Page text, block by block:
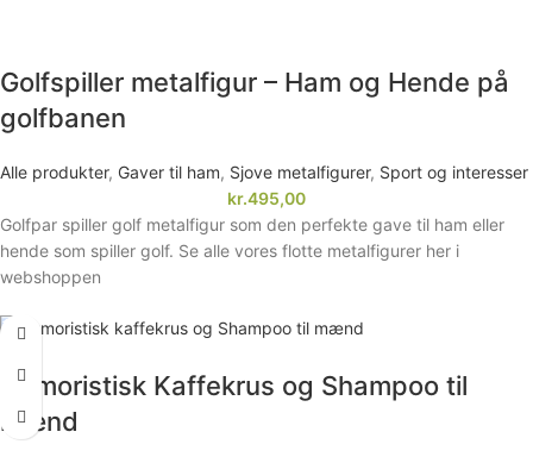
Golfspiller metalfigur – Ham og Hende på
golfbanen
Alle produkter, Gaver til ham, Sjove metalfigurer, Sport og interesser
kr.495,00
Golfpar spiller golf metalfigur som den perfekte gave til ham eller
hende som spiller golf. Se alle vores flotte metalfigurer her i
webshoppen
Humoristisk Kaffekrus og Shampoo til
mænd